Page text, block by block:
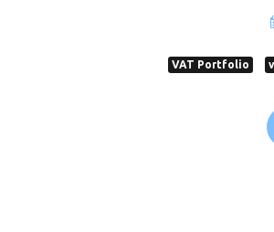
VAT Portfolio